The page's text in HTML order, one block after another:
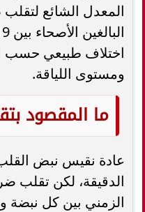
المعدل الشائع
اختلاف طبيعي حسب
ومستوى اللياقة.
ما المقصود
عادة نقيس نبض
الدقيقة، لكن تقلب
الزمني بين كل نبضة